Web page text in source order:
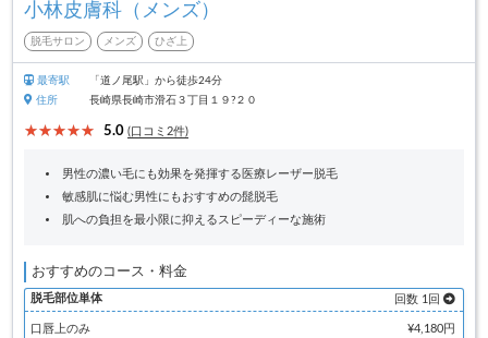
小林皮膚科（メンズ）
脱毛サロン メンズ ひざ上
最寄駅
「道ノ尾駅」から徒歩24分
住所
長崎県長崎市滑石３丁目１９?２０
5.0 (口コミ2件)
男性の濃い毛にも効果を発揮する医療レーザー脱毛
敏感肌に悩む男性にもおすすめの髭脱毛
肌への負担を最小限に抑えるスピーディーな施術
おすすめのコース・料金
脱毛部位単体 回数 1回
口唇上のみ ¥4,180円